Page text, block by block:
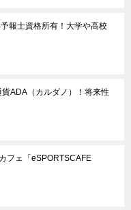
報士資格所有！大学や高校
ADA（カルダノ）！将来性
フェ「eSPORTSCAFE